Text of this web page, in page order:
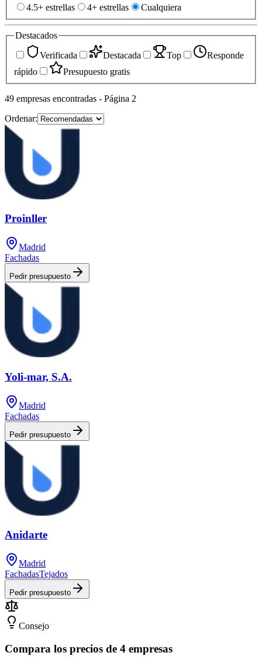
4.5+ estrellas
4+ estrellas Cualquiera
Destacados
Verificada
Destacada Top
Responde
rápido
Presupuesto gratis
49 empresas encontradas - Página 2
Ordenar:
Proinller
Madrid
Fachadas
Pedir presupuesto
Yoli-mar, S.A.
Madrid
Fachadas
Pedir presupuesto
Anidarte
Madrid
FachadasTejados
Pedir presupuesto
Consejo
Compara los precios de 4 empresas